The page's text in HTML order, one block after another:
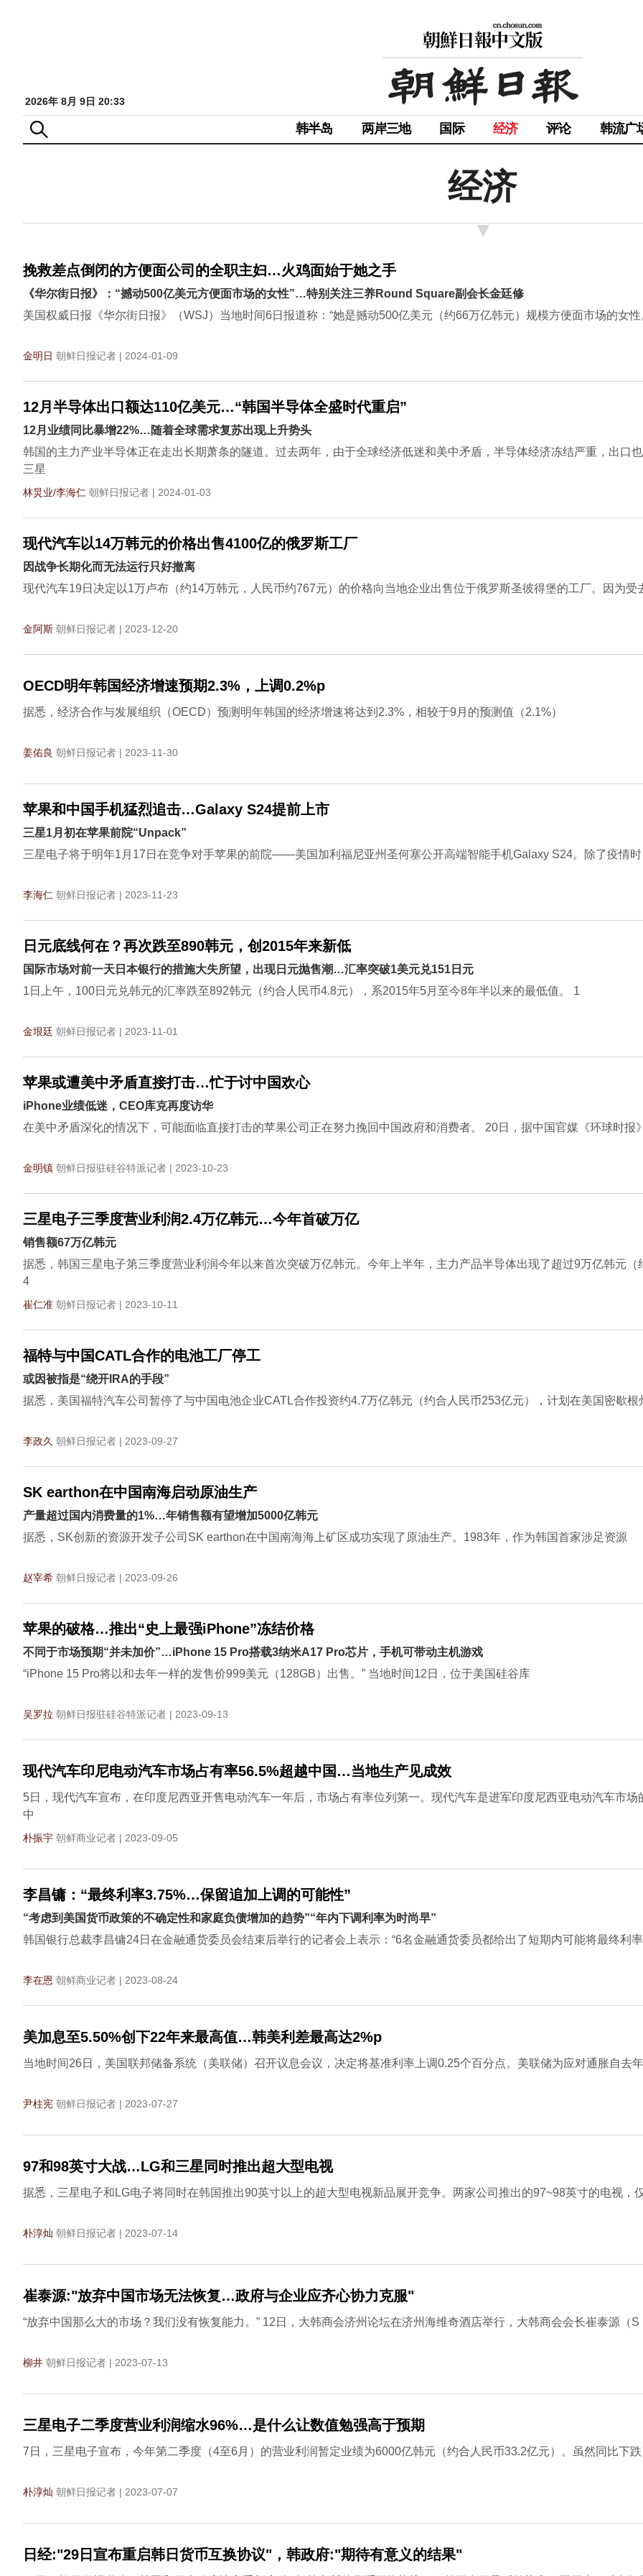
2026年 8月 9日 20:33
韩半岛 两岸三地 国际 经济 评论 韩流广
经济
挽救差点倒闭的方便面公司的全职主妇…火鸡面始于她之手
《华尔街日报》：“撼动500亿美元方便面市场的女性”…特别关注三养Round Square副会长金廷修
美国权威日报《华尔街日报》（WSJ）当地时间6日报道称：“她是撼动500亿美元（约66万亿韩元）规模方便面市场的女性
金明日 朝鲜日报记者 | 2024-01-09
12月半导体出口额达110亿美元…“韩国半导体全盛时代重启”
12月业绩同比暴增22%…随着全球需求复苏出现上升势头
韩国的主力产业半导体正在走出长期萧条的隧道。过去两年，由于全球经济低迷和美中矛盾，半导体经济冻结严重，出口
三星
林炅业/李海仁 朝鲜日报记者 | 2024-01-03
现代汽车以14万韩元的价格出售4100亿的俄罗斯工厂
因战争长期化而无法运行只好撤离
现代汽车19日决定以1万卢布（约14万韩元，人民币约767元）的价格向当地企业出售位于俄罗斯圣彼得堡的工厂。因为受
金阿斯 朝鲜日报记者 | 2023-12-20
OECD明年韩国经济增速预期2.3%，上调0.2%p
据悉，经济合作与发展组织（OECD）预测明年韩国的经济增速将达到2.3%，相较于9月的预测值（2.1%）
姜佑良 朝鲜日报记者 | 2023-11-30
苹果和中国手机猛烈追击…Galaxy S24提前上市
三星1月初在苹果前院“Unpack”
三星电子将于明年1月17日在竞争对手苹果的前院——美国加利福尼亚州圣何塞公开高端智能手机Galaxy S24。除了疫情时
李海仁 朝鲜日报记者 | 2023-11-23
日元底线何在？再次跌至890韩元，创2015年来新低
国际市场对前一天日本银行的措施大失所望，出现日元抛售潮…汇率突破1美元兑151日元
1日上午，100日元兑韩元的汇率跌至892韩元（约合人民币4.8元），系2015年5月至今8年半以来的最低值。 1
金垠廷 朝鲜日报记者 | 2023-11-01
苹果或遭美中矛盾直接打击…忙于讨中国欢心
iPhone业绩低迷，CEO库克再度访华
在美中矛盾深化的情况下，可能面临直接打击的苹果公司正在努力挽回中国政府和消费者。 20日，据中国官媒《环球时报
金明镇 朝鲜日报驻硅谷特派记者 | 2023-10-23
三星电子三季度营业利润2.4万亿韩元…今年首破万亿
销售额67万亿韩元
据悉，韩国三星电子第三季度营业利润今年以来首次突破万亿韩元。今年上半年，主力产品半导体出现了超过9万亿韩元（
4
崔仁准 朝鲜日报记者 | 2023-10-11
福特与中国CATL合作的电池工厂停工
或因被指是“绕开IRA的手段”
据悉，美国福特汽车公司暂停了与中国电池企业CATL合作投资约4.7万亿韩元（约合人民币253亿元），计划在美国密歇根
李政久 朝鲜日报记者 | 2023-09-27
SK earthon在中国南海启动原油生产
产量超过国内消费量的1%…年销售额有望增加5000亿韩元
据悉，SK创新的资源开发子公司SK earthon在中国南海海上矿区成功实现了原油生产。1983年，作为韩国首家涉足资源
赵宰希 朝鲜日报记者 | 2023-09-26
苹果的破格…推出“史上最强iPhone”冻结价格
不同于市场预期“并未加价”…iPhone 15 Pro搭载3纳米A17 Pro芯片，手机可带动主机游戏
“iPhone 15 Pro将以和去年一样的发售价999美元（128GB）出售。” 当地时间12日，位于美国硅谷库
吴罗拉 朝鲜日报驻硅谷特派记者 | 2023-09-13
现代汽车印尼电动汽车市场占有率56.5%超越中国…当地生产见成效
5日，现代汽车宣布，在印度尼西亚开售电动汽车一年后，市场占有率位列第一。现代汽车是进军印度尼西亚电动汽车市场
中
朴振宇 朝鲜商业记者 | 2023-09-05
李昌镛：“最终利率3.75%…保留追加上调的可能性”
“考虑到美国货币政策的不确定性和家庭负债增加的趋势”“年内下调利率为时尚早”
韩国银行总裁李昌镛24日在金融通货委员会结束后举行的记者会上表示：“6名金融通货委员都给出了短期内可能将最终利
李在恩 朝鲜商业记者 | 2023-08-24
美加息至5.50%创下22年来最高值…韩美利差最高达2%p
当地时间26日，美国联邦储备系统（美联储）召开议息会议，决定将基准利率上调0.25个百分点。美联储为应对通胀自去
尹柱宪 朝鲜日报记者 | 2023-07-27
97和98英寸大战…LG和三星同时推出超大型电视
据悉，三星电子和LG电子将同时在韩国推出90英寸以上的超大型电视新品展开竞争。两家公司推出的97~98英寸的电视，
朴淳灿 朝鲜日报记者 | 2023-07-14
崔泰源:"放弃中国市场无法恢复…政府与企业应齐心协力克服"
“放弃中国那么大的市场？我们没有恢复能力。” 12日，大韩商会济州论坛在济州海维奇酒店举行，大韩商会会长崔泰源（S
柳井 朝鲜日报记者 | 2023-07-13
三星电子二季度营业利润缩水96%…是什么让数值勉强高于预期
7日，三星电子宣布，今年第二季度（4至6月）的营业利润暂定业绩为6000亿韩元（约合人民币33.2亿元）。虽然同比下
朴淳灿 朝鲜日报记者 | 2023-07-07
日经:"29日宣布重启韩日货币互换协议"，韩政府:"期待有意义的结果"